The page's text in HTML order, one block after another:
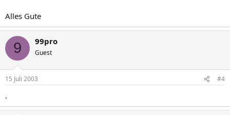
Alles Gute
9 99pro
Guest
15 Juli 2003 #4
.